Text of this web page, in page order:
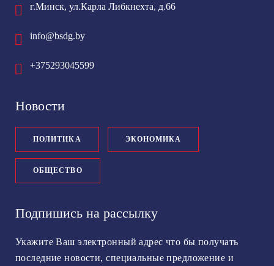
г.Минск, ул.Карла Либкнехта, д.66
info@bsdg.by
+375293045599
Новости
ПОЛИТИКА ЭКОНОМИКА
ОБЩЕСТВО
Подпишись на рассылку
Укажите Ваш электронный адрес что бы получать
последние новости, специальные предложение и